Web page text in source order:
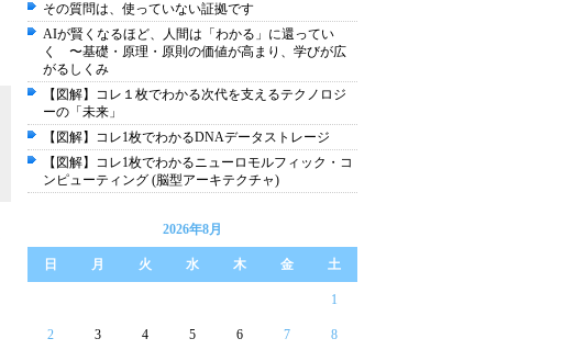
その質問は、使っていない証拠です
AIが賢くなるほど、人間は「わかる」に還ってい
く 〜基礎・原理・原則の価値が高まり、学びが広
がるしくみ
【図解】コレ１枚でわかる次代を支えるテクノロジ
ーの「未来」
【図解】コレ1枚でわかるDNAデータストレージ
【図解】コレ1枚でわかるニューロモルフィック・コ
ンピューティング (脳型アーキテクチャ)
2026年8月
日 月 火 水 木 金 土
1
2 3 4 5 6 7 8